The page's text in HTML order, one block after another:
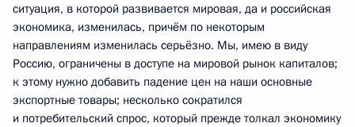
ситуация, в которой развивается мировая, да и российская
экономика, изменилась, причём по некоторым
направлениям изменилась серьёзно. Мы, имею в виду
Россию, ограничены в доступе на мировой рынок капиталов;
к этому нужно добавить падение цен на наши основные
экспортные товары; несколько сократился
и потребительский спрос, который прежде толкал экономику